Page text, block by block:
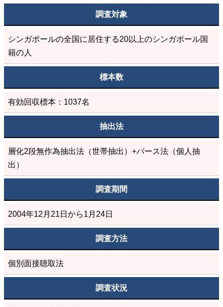
調査対象
シンガポールの全国に居住する20以上のシンガポール国
籍の人
標本数
有効回収標本：1037名
抽出法
層化2段無作為抽出法（世帯抽出）+バース法（個人抽
出）
調査期間
2004年12月21日から1月24日
調査方法
個別面接聴取法
調査状況